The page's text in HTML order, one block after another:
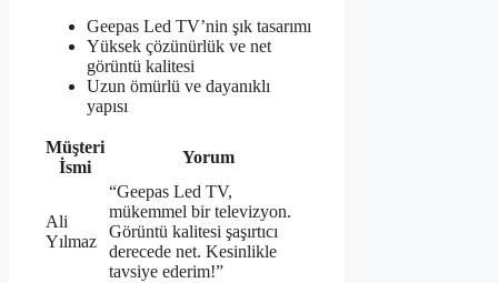
Geepas Led TV’nin şık tasarımı
Yüksek çözünürlük ve net
görüntü kalitesi
Uzun ömürlü ve dayanıklı
yapısı
Müşteri
İsmi
Yorum
Ali
Yılmaz
“Geepas Led TV,
mükemmel bir televizyon.
Görüntü kalitesi şaşırtıcı
derecede net. Kesinlikle
tavsiye ederim!”